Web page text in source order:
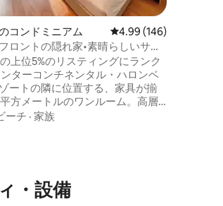
4.89つ星の平均評価
コンドミニアム レビュー146件、5つ
4.99 (146)
ロントの隠れ家•素晴らしいサン
海の眺望•Netflix
上位5%のリスティングにランク
ートの隣に位置する、家具が揃
方メートルのワンルーム。高層
ハロン湾の息をのむような海の
は追加料金でご利用いただけま
星のアラカルトホテルが運営して
ーチ · 家族
・設備